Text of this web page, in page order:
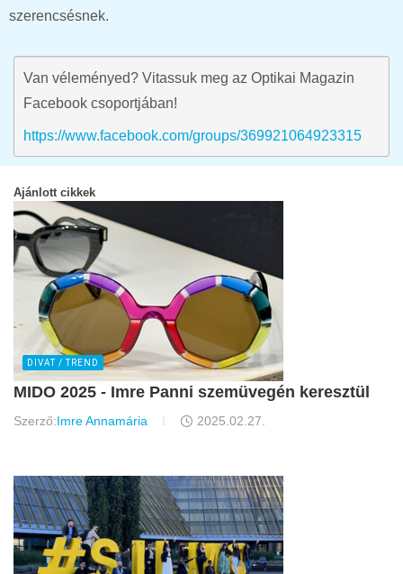
szerencsésnek.
Van véleményed? Vitassuk meg az Optikai Magazin
Facebook csoportjában!
https://www.facebook.com/groups/369921064923315
Ajánlott cikkek
DIVAT / TREND
MIDO 2025 - Imre Panni szemüvegén keresztül
Szerző:Imre Annamária 2025.02.27.